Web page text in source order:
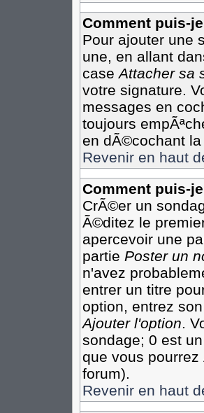
Comment puis-
Pour ajouter une
une, en allant
caseAttacher sa
votre signature.
messages en
toujours
en dÃ©cochant
Revenir en haut
Comment puis-
CrÃ©er un
Ã©ditez le
apercevoir une
partie Poster un
n'avez
entrer un titre
option, entrez
Ajouter l'option.
sondage; 0 est
que vous
forum).
Revenir en haut